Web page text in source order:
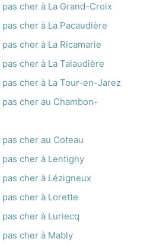
cher à La Grand-Croix
cher à La Pacaudière
cher à La Ricamarie
cher à La Talaudière
cher à La Tour-en-Jarez
cher au Chambon-
cher au Coteau
cher à Lentigny
cher à Lézigneux
cher à Lorette
cher à Luriecq
cher à Mably